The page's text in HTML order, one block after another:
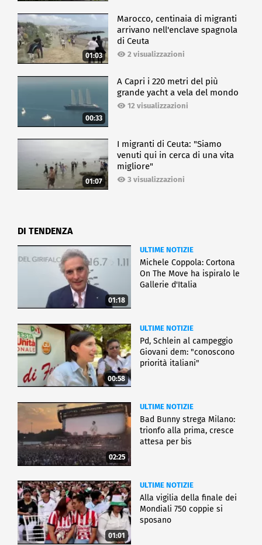
01:03
Marocco, centinaia di migranti
arrivano nell'enclave spagnola
di Ceuta
2 visualizzazioni
00:33
A Capri i 220 metri del più
grande yacht a vela del mondo
12 visualizzazioni
01:07
I migranti di Ceuta: "Siamo
venuti qui in cerca di una vita
migliore"
3 visualizzazioni
DI TENDENZA
01:18
ULTIME NOTIZIE
Michele Coppola: Cortona
On The Move ha ispiralo le
Gallerie d'Italia
00:58
ULTIME NOTIZIE
Pd, Schlein al campeggio
Giovani dem: "conoscono
priorità italiani"
02:25
ULTIME NOTIZIE
Bad Bunny strega Milano:
trionfo alla prima, cresce
attesa per bis
01:01
ULTIME NOTIZIE
Alla vigilia della finale dei
Mondiali 750 coppie si
sposano